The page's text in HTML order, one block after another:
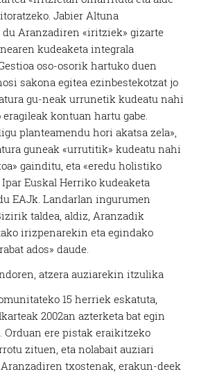
Jabier Altuna
Aranzadiren «iritziek» gizarte
kudeaketa integrala
oso-osorik hartuko duen
sakona egitea ezinbestekotzat jo
gu-neak urrunetik kudeatu nahi
kontuan hartu gabe.
planteamendu hori akatsa zela»,
guneak «urrutitik» kudeatu nahi
gainditu, eta «eredu holistiko
Euskal Herriko kudeaketa
EAJk. Landarlan ingurumen
taldea, aldiz, Aranzadik
irizpenarekin eta egindako
ados» daude.
atzera auziarekin itzulika
15 herriek eskatuta,
2002an azterketa bat egin
Orduan ere pistak eraikitzeko
zituen, eta nolabait auziari
txostenak, erakun-deek